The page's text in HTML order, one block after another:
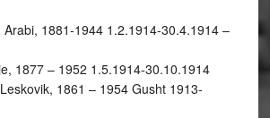
Arabi, 1881-1944 1.2.1914-30.4.1914 –
1877 – 1952 1.5.1914-30.10.1914
1861 – 1954 Gusht 1913-